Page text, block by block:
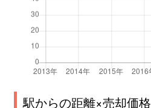
駅からの距離×売却価格